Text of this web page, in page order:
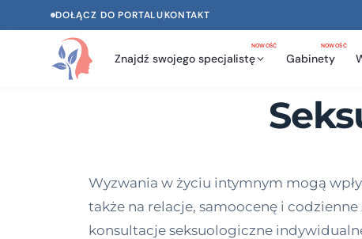
DOŁĄCZ DO PORTALUKONTAKT
Znajdź swojego specjalistę
NOWOŚĆ
Gabinety
NOWOŚĆ
Wyzwania w życiu intymnym mogą
także na relacje, samoocenę i
konsultacje seksuologiczne